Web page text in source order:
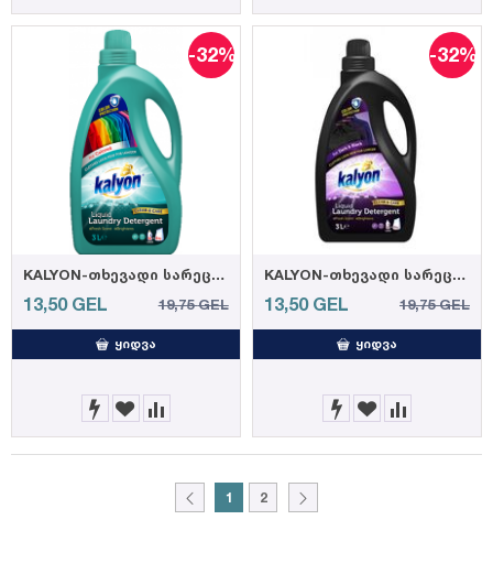
-32%
KALYON-თხევადი სარეცხი საშუალება ფერადებისთვის 3000მლ (4)
13,50 GEL 19,75 GEL
ᲧᲘᲓᲕᲐ
-32%
KALYON-თხევადი სარეცხი საშუალება შავები 3000 მლ. (4)
13,50 GEL 19,75 GEL
ᲧᲘᲓᲕᲐ
1 2